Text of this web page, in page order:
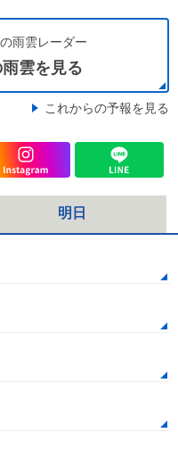
雨雲レーダー
雲を見る
これからの予報を見る
明日